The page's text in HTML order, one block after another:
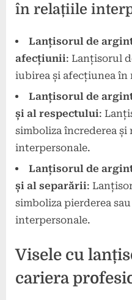
în relațiile
Lanțisorul de
afecțiunii: Lanțisorul
iubirea și afecțiunea
Lanțisorul de
și al respectului:
simboliza încrederea
interpersonale.
Lanțisorul de
și al separării:
simboliza pierderea
interpersonale.
Visele cu
cariera